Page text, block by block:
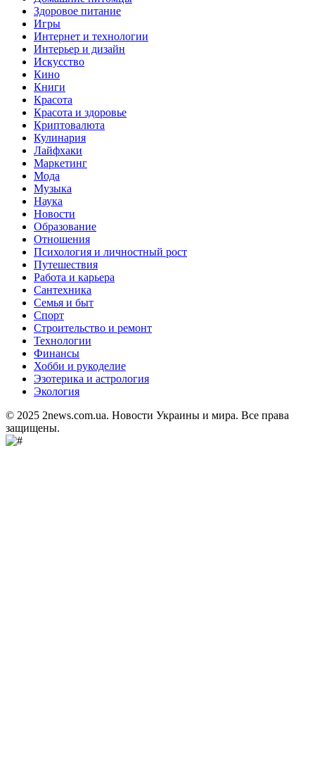
Здоровое питание
Игры
Интернет и технологии
Интерьер и дизайн
Искусство
Кино
Книги
Красота
Красота и здоровье
Криптовалюта
Кулинария
Лайфхаки
Маркетинг
Мода
Музыка
Наука
Новости
Образование
Отношения
Психология и личностный рост
Путешествия
Работа и карьера
Сантехника
Семья и быт
Спорт
Строительство и ремонт
Технологии
Финансы
Хобби и рукоделие
Эзотерика и астрология
Экология
© 2025 2news.com.ua. Новости Украины и мира. Все права
защищены.